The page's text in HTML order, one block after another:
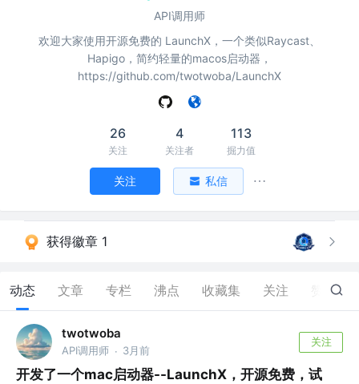
API调用师
欢迎大家使用开源免费的 LaunchX，一个类似Raycast、
Hapigo，简约轻量的macos启动器，
https://github.com/twotwoba/LaunchX
26
关注
4
关注者
113
掘力值
看我这么久啦，加个关注吧~
关注 私信
获得徽章 1
动态 文章 专栏 沸点 收藏集 关注 198
twotwoba
API调用师 · 3月前
关注
开发了一个mac启动器--LaunchX，开源免费，试